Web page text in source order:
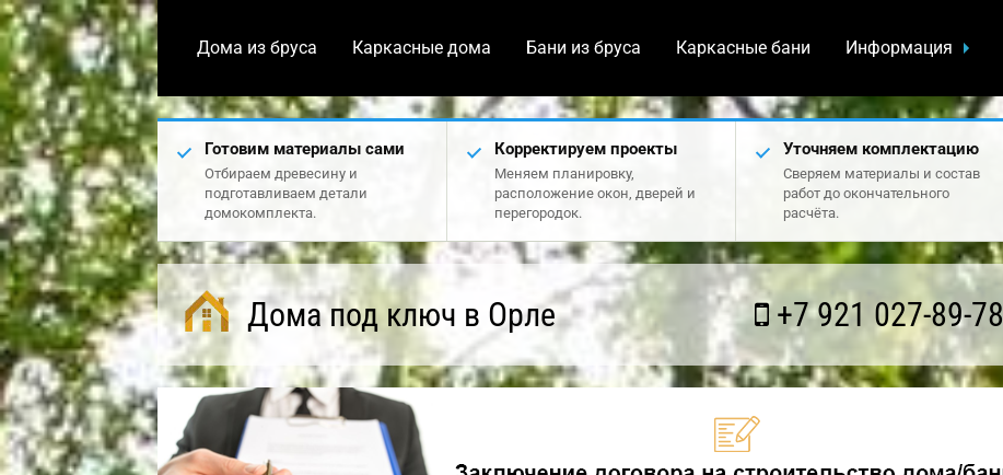
Дома из бруса Каркасные дома Бани из бруса Каркасные бани Информация
Готовим материалы сами
Отбираем древесину и
подготавливаем детали
домокомплекта.
Корректируем проекты
Меняем планировку,
расположение окон, дверей и
перегородок.
Уточняем комплектацию
Сверяем материалы и состав
работ до окончательного
расчёта.
Дома под ключ в Орле +7 921 027-89-78